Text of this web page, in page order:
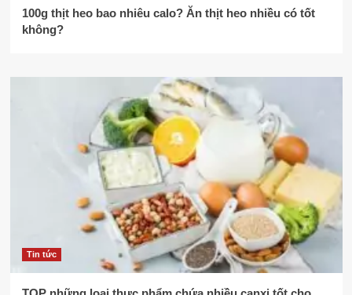
100g thịt heo bao nhiêu calo? Ăn thịt heo nhiều có tốt
không?
Tin tức